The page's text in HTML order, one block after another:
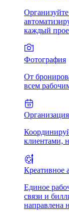
каждый
Фотография
От
всем
клиентами,
Креативное
Единое
связи и
направлена